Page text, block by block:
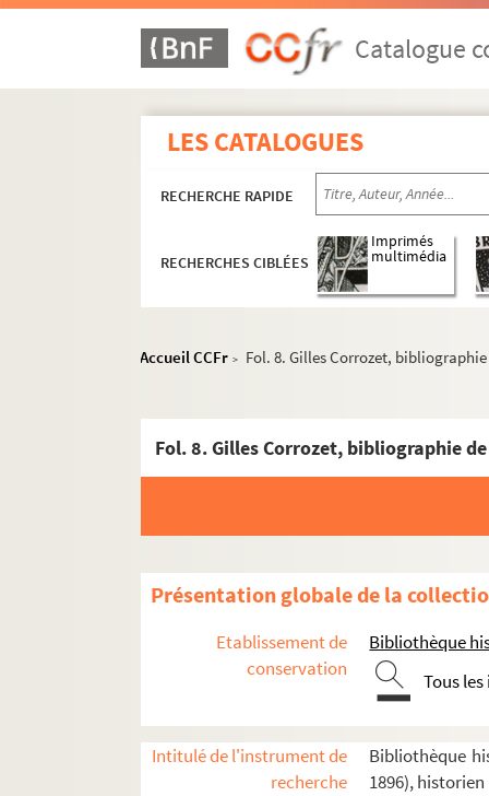
Catalogue
LES CATALOGUES
RECHERCHE RAPIDE
RECHERCHES CIBLÉES
Imprimés
multimédia
Accueil CCFr > Fol. 8. Gilles Corrozet,
Présentation globale de la
Etablissement de
conservation
Bibliothèque
Tous
Intitulé de l'instrument de
recherche
Bibliothèque
1896), historien